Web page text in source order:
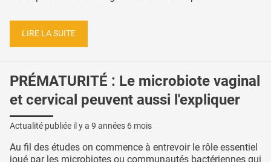
LIRE LA SUITE
PRÉMATURITÉ : Le microbiote vaginal
et cervical peuvent aussi l'expliquer
Actualité publiée il y a 9 années 6 mois
Au fil des études on commence à entrevoir le rôle essentiel
joué par les microbiotes ou communautés bactériennes qui